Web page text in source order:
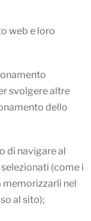
web e loro
svolgere altre
dello
di navigare al
(come i
nel
al sito);